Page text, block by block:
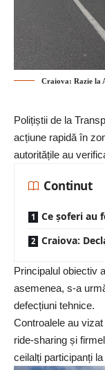
Craiova: Razie la
Polițiștii de la
acțiune rapidă în
autoritățile au
Continut
Ce șoferi au
Craiova:
Principalul obiectiv
asemenea, s-a
defecțiuni tehnice.
Controalele au
ride-sharing și
ceilalți participanți